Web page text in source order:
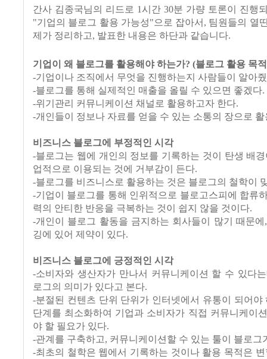
간사 김종국님의 리드로 1시간 30분 가량 토론이 진행
"기업의 블로그 활용 가능성"으로 잡아서, 팀원들의 열
제가 정리하고, 발표한 내용은 하단과 같습니다.
기업이 왜 블로그를 활용해야 하는가? (블로그 활용 목
-기업이나 조직에서 무엇을 진행하는지 사람들이 알아
-블로그를 통해 실제적인 매출을 올릴 수 있으면 좋겠다.
-위기관리 커뮤니케이션 채널로 활용하고자 한다.
-개인들이 정보나 자료를 얻을 수 있는 소통의 장으로
비즈니스 블로그에 부정적인 시각
-블로그는 웹에 개인의 정보를 기록하는 것이 탄생 배
업적으로 이용되는 것에 거부감이 든다.
-블로그를 비즈니스로 활용하는 것은 블로그의 철학이
-기업이 블로그를 통해 인위적으로 블로고스피에 합류
력의 안티한 반응을 극복하는 것이 쉽지 않을 것이다.
-개인이 블로그 활동을 금지하는 회사들이 많기 때문
깅에 있어 제약이 있다.
비즈니스 블로그에 긍정적인 시각
-소비자와 생산자가 만나서 커뮤니케이션 할 수 있다
로그의 의미가 있다고 본다.
-분절된 컨텐츠 단위 단위가 인터넷에서 유통이 되어야
단계를 최소화하여 기업과 소비자가 직접 커뮤니케이
야 할 필요가 있다.
-관계를 구축하고, 커뮤니케이션할 수 있는 툴이 블로그
-최초의 철학은 웹에서 기록하는 것이나 활용 목적은